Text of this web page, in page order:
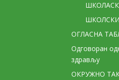
ОГЛАСНА
Одговоран
здрављу
ОКРУЖНО